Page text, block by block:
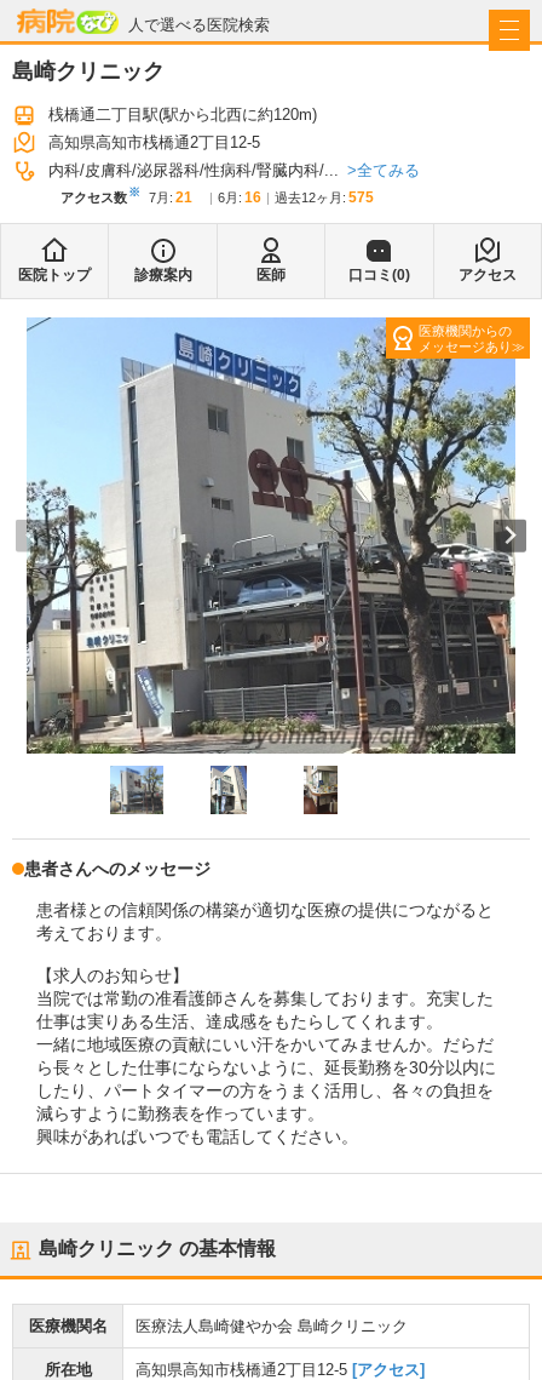
人で選べる医院検索
病院なび
島崎クリニック
桟橋通二丁目駅(駅から北西に約120m)
高知県高知市桟橋通2丁目12-5
内科 皮膚科 泌尿器科 性病科 腎臓内科 ... 全てみる
アクセス数※ 7月 : 21 6月 : 16 過去12ヶ月: 575
医院トップ 診療案内 医師 口コミ(0) アクセス
医療機関からの
メッセージあり
患者さんへのメッセージ
患者様との信頼関係の構築が適切な医療の提供につながると
考えております。
【求人のお知らせ】
当院では常勤の准看護師さんを募集しております。充実した
仕事は実りある生活、達成感をもたらしてくれます。
一緒に地域医療の貢献にいい汗をかいてみませんか。だらだ
ら長々とした仕事にならないように、延長勤務を30分以内に
したり、パートタイマーの方をうまく活用し、各々の負担を
減らすように勤務表を作っています。
興味があればいつでも電話してください。
島崎クリニック の基本情報
医療機関名 医療法人島崎健やか会 島崎クリニック
所在地 高知県高知市桟橋通2丁目12-5 [アクセス]